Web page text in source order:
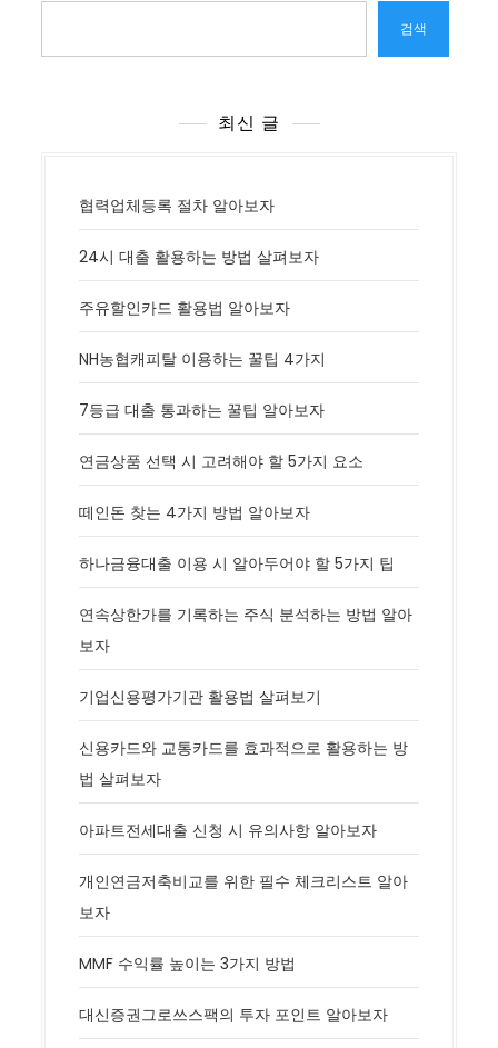
검색
최신 글
협력업체등록 절차 알아보자
24시 대출 활용하는 방법 살펴보자
주유할인카드 활용법 알아보자
NH농협캐피탈 이용하는 꿀팁 4가지
7등급 대출 통과하는 꿀팁 알아보자
연금상품 선택 시 고려해야 할 5가지 요소
떼인돈 찾는 4가지 방법 알아보자
하나금융대출 이용 시 알아두어야 할 5가지 팁
연속상한가를 기록하는 주식 분석하는 방법 알아
보자
기업신용평가기관 활용법 살펴보기
신용카드와 교통카드를 효과적으로 활용하는 방
법 살펴보자
아파트전세대출 신청 시 유의사항 알아보자
개인연금저축비교를 위한 필수 체크리스트 알아
보자
MMF 수익률 높이는 3가지 방법
대신증권그로쓰스팩의 투자 포인트 알아보자